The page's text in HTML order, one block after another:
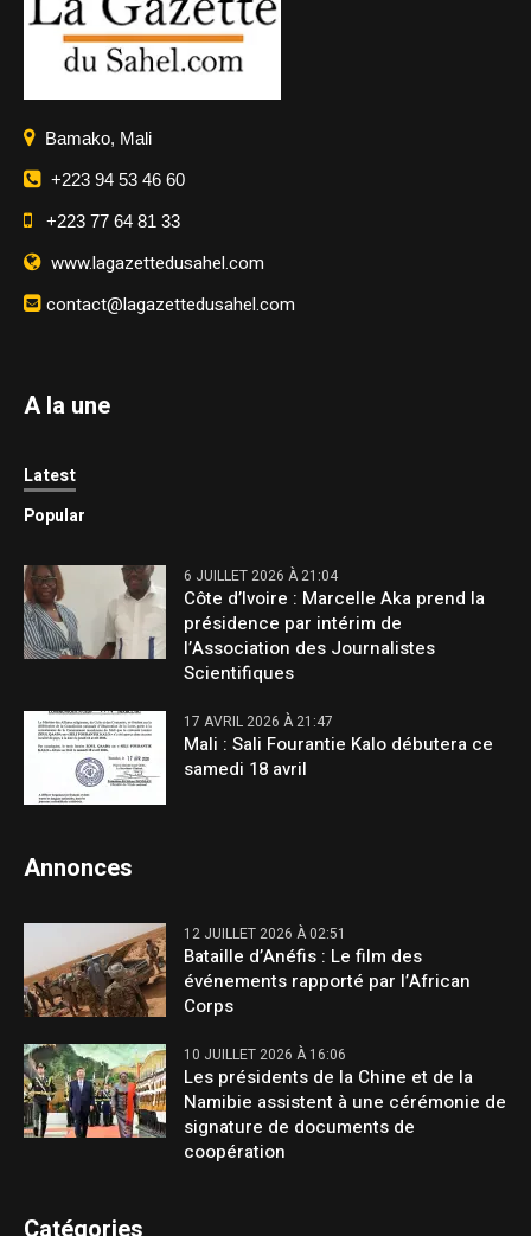
Bamako, Mali
+223 94 53 46 60
+223 77 64 81 33
www.lagazettedusahel.com
contact@lagazettedusahel.com
A la une
Latest
Popular
6 JUILLET 2026 À 21:04
Côte d’Ivoire : Marcelle Aka prend la
présidence par intérim de
l’Association des Journalistes
Scientifiques
17 AVRIL 2026 À 21:47
Mali : Sali Fourantie Kalo débutera ce
samedi 18 avril
Annonces
12 JUILLET 2026 À 02:51
Bataille d’Anéfis : Le film des
événements rapporté par l’African
Corps
10 JUILLET 2026 À 16:06
Les présidents de la Chine et de la
Namibie assistent à une cérémonie de
signature de documents de
coopération